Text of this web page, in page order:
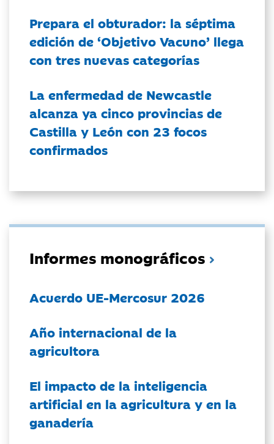
Prepara el obturador: la séptima
edición de ‘Objetivo Vacuno’ llega
con tres nuevas categorías
La enfermedad de Newcastle
alcanza ya cinco provincias de
Castilla y León con 23 focos
confirmados
Informes monográficos
Acuerdo UE-Mercosur 2026
Año internacional de la
agricultora
El impacto de la inteligencia
artificial en la agricultura y en la
ganadería